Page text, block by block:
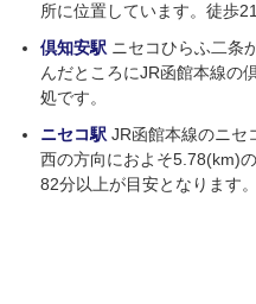
所に位置しています。徒歩
倶知安駅 ニセコひらふ二条
んだところにJR函館本線の
処です。
ニセコ駅 JR函館本線のニセ
西の方向におよそ5.78(km)
82分以上が目安となります。